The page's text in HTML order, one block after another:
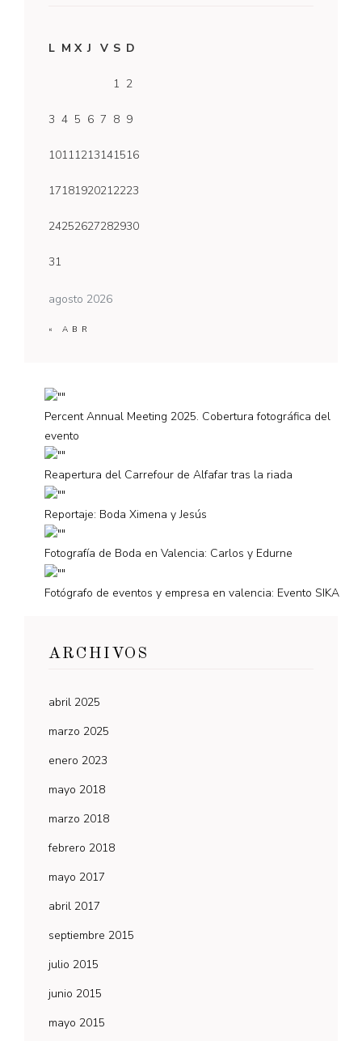
agosto 2026
L M X J V S D
1 2
3 4 5 6 7 8 9
10111213141516
17181920212223
24252627282930
31
« ABR
Percent Annual Meeting 2025. Cobertura fotográfica del
evento
Reapertura del Carrefour de Alfafar tras la riada
Reportaje: Boda Ximena y Jesús
Fotografía de Boda en Valencia: Carlos y Edurne
Fotógrafo de eventos y empresa en valencia: Evento SIKA
ARCHIVOS
abril 2025
marzo 2025
enero 2023
mayo 2018
marzo 2018
febrero 2018
mayo 2017
abril 2017
septiembre 2015
julio 2015
junio 2015
mayo 2015